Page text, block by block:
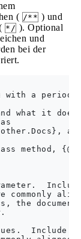
( /** ) und
*/ ). Optional
und
bei der
with a period.
what it
method,
Include